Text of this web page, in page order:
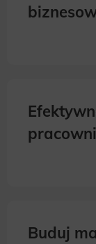
Buduj